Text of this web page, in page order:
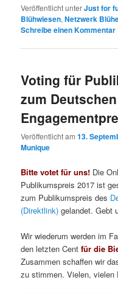
Veröffentlicht unterJust for
Blühwiesen,Netzwerk
Schreibe einen Kommentar
Voting für
zum Deutschen
Veröffentlicht am13.
Munique
Bitte votet für uns! Die
Publikumspreis 2017 ist
zum Publikumspreis des
(Direktlink) gelandet. Gebt
Wir wiederum werden im
den letzten Centfür die
Zusammen schaffen wir
zu stimmen. Vielen, vielen